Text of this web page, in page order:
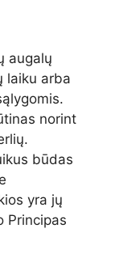
augalų
laiku arba
norint
būdas
yra jų
Principas